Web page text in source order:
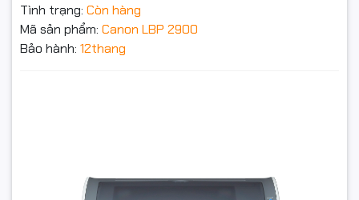
Tình trạng: Còn hàng
Mã sản phẩm: Canon LBP 2900
Bảo hành: 12thang
Khay giây vào ra Vào 150 tờ ra 100 tờ
Cổng kết nối
Đặt trước sản phẩm để nhận thêm nhiều ưu đãi bạn